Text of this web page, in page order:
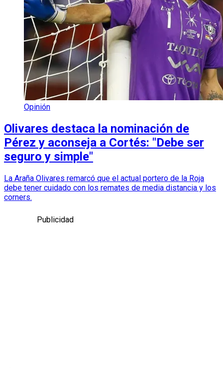
Opinión
Olivares destaca la nominación de
Pérez y aconseja a Cortés: "Debe ser
seguro y simple"
La Araña Olivares remarcó que el actual portero de la Roja
debe tener cuidado con los remates de media distancia y los
corners.
Publicidad